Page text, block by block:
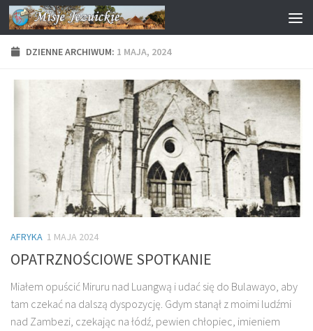
Przejdź do treści
DZIENNE ARCHIWUM: 1 MAJA, 2024
AFRYKA 1 MAJA 2024
OPATRZNOŚCIOWE SPOTKANIE
Miałem opuścić Miruru nad Luangwą i udać się do Bulawayo, aby
tam czekać na dalszą dyspozycję. Gdym stanął z moimi ludźmi
nad Zambezi, czekając na łódź, pewien chłopiec, imieniem